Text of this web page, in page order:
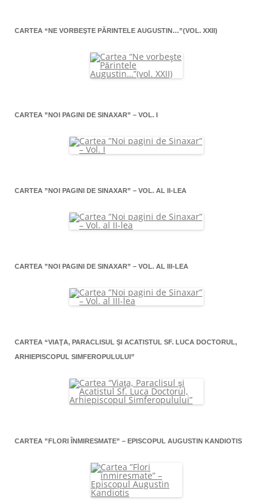
CARTEA “NE VORBEŞTE PĂRINTELE AUGUSTIN…”(VOL. XXII)
CARTEA ”NOI PAGINI DE SINAXAR” – VOL. I
CARTEA ”NOI PAGINI DE SINAXAR” – VOL. AL II-LEA
CARTEA ”NOI PAGINI DE SINAXAR” – VOL. AL III-LEA
CARTEA “VIAŢA, PARACLISUL ŞI ACATISTUL SF. LUCA DOCTORUL,
ARHIEPISCOPUL SIMFEROPULULUI”
CARTEA ”FLORI ÎNMIRESMATE” – EPISCOPUL AUGUSTIN KANDIOTIS